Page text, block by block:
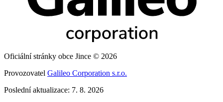
Oficiální stránky obce Jince © 2026
Provozovatel Galileo Corporation s.r.o.
Poslední aktualizace: 7. 8. 2026